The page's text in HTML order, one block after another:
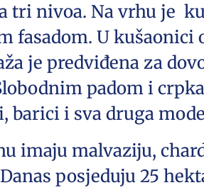
tri nivoa. Na vrhu je
fasadom. U
je predviđena za
padom i
barici i sva druga
imaju malvaziju,
posjeduju 25